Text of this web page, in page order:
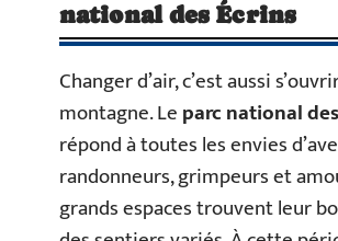
national des Écrins
Changer d’air, c’est aussi
montagne. Leparc national
répond à toutes les envies
randonneurs, grimpeurs et
grands espaces trouvent leur